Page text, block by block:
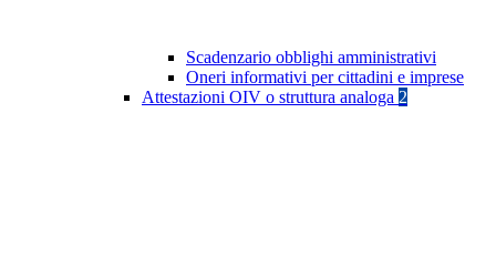
Scadenzario obblighi amministrativi
Oneri informativi per cittadini e imprese
Attestazioni OIV o struttura analoga 2